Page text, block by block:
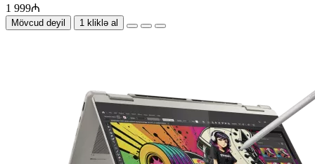
1 999₼
Mövcud deyil 1 kliklə al